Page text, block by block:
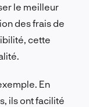
le meilleur
des frais de
cette
En
ils ont facilité